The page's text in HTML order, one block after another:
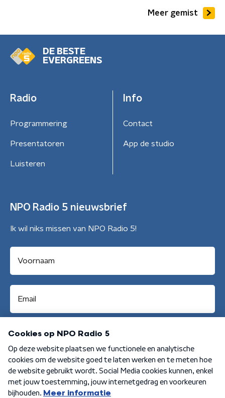
Meer gemist
DE BESTE
EVERGREENS
Radio
Programmering
Presentatoren
Luisteren
Info
Contact
App de studio
NPO Radio 5 nieuwsbrief
Ik wil niks missen van NPO Radio 5!
Aanmelden
Algemene voorwaarden